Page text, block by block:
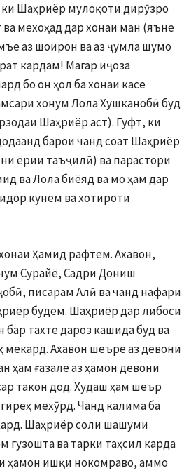
ки Шаҳриёр мулоқоти дирӯзро
мехоҳад дар хонаи ман (яъне
аз шоирон ва аз ҷумла шумо
кардам! Магар иҷоза
бо он ҳол ба хонаи касе
хонум Лола Хушканобӣ буд
Шаҳриёр аст). Гуфт, ки
барои чанд соат Шаҳриёр
ёрии таъҷилӣ) ва парастори
ва Лола биёяд ва мо ҳам дар
кунем ва хотироти
Ҳамид рафтем. Ахавон,
Сурайё, Садри Дониш
писарам Алӣ ва чанд нафари
будем. Шаҳриёр дар либоси
тахте дароз кашида буд ва
мекард. Ахавон шеъре аз девони
ҳам ғазале аз ҳамон девони
такон дод. Худаш ҳам шеър
мехӯрд. Чанд калима ба
Шаҳриёр соли шашуми
ва тарки таҳсил карда
ҳамон ишқи нокомраво, аммо